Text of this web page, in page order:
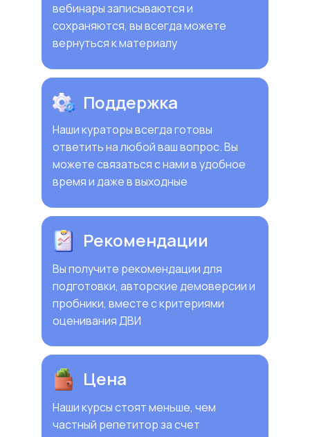
Наши курсы стоят меньше, чем
частный репетитор за счет
Наши кураторы всегда готовы
ответить на любой ваш вопрос. Вы
можете связаться с нами в удобное
время и даже в выходные
Вы получите рекомендации для
подготовки, авторские демоверсии и
пробники, вместе с критериями
оценивания ДВИ
вебинары записываются и
сохраняются, вы всегда можете
вернуться к материалу
Цена
Поддержка
Рекомендации